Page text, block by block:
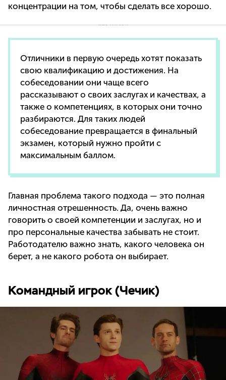
концентрации на том, чтобы сделать все хорошо.
Отличники в первую очередь хотят показать
свою квалификацию и достижения. На
собеседовании они чаще всего
рассказывают о своих заслугах и качествах, а
также о компетенциях, в которых они точно
разбираются. Для таких людей
собеседование превращается в финальный
экзамен, который нужно пройти с
максимальным баллом.
Главная проблема такого подхода — это полная
личностная отрешенность. Да, очень важно
говорить о своей компетенции и заслугах, но и
про персональные качества забывать не стоит.
Работодателю важно знать, какого человека он
берет, а не какого робота он выбирает.
Командный игрок (Чечик)